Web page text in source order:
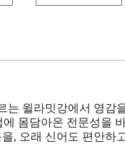
는 윌라밋강에서 영
몸담아온 전문성을
, 오래 신어도 편안